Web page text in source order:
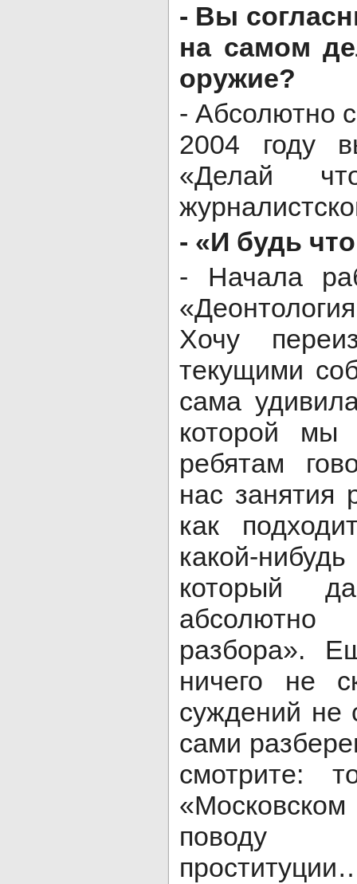
- Вы
на самом
оружие?
- Абсолютно
2004 году
«Делай
- «И будь
- Начала
Хочу
текущими
сама
которой мы
ребятам
нас занятия
как
какой-
который
разбора».
ничего не
суждений не
сами
смотрите:
поводу